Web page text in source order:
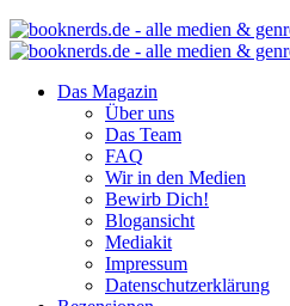
Das Magazin
Über uns
Das Team
FAQ
Wir in den Medien
Bewirb Dich!
Blogansicht
Mediakit
Impressum
Datenschutzerklärung